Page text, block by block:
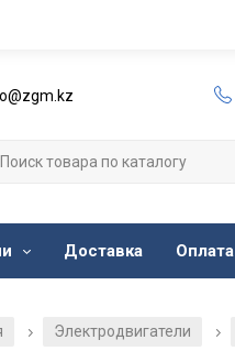
Доставка Оплата
/ Электродвигатели /